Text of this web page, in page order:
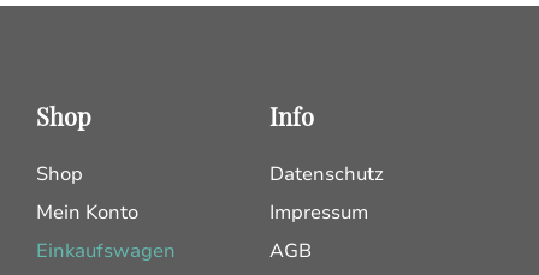
Shop
Shop
Mein Konto
Einkaufswagen
Info
Datenschutz
Impressum
AGB